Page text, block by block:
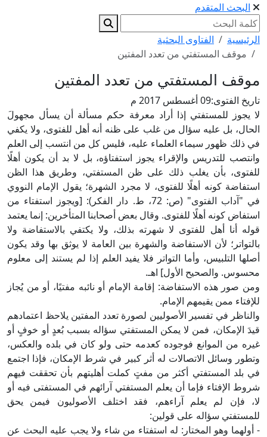
البحث المتقدم
الرئيسية
الفتاوى البحثية
موقف المستفتي من تعدد المفتين
موقف المستفتي من تعدد المفتين
تاريخ الفتوى:09 أغسطس 2017 م
لا يجوز للمستفتي إذا أراد معرفة حكم مسألة أن يسأل مجهولَ
الحال، بل عليه سؤال من غلب على ظنه أنه أهل للفتوى، ولا يكفي
في ذلك ظهور سيماء العلماء عليه، فليس كل من انتسب إلى العلم
وانتصب للتدريس والإقراء يجوز استفتاؤه، بل لا بد أن يكون أهلًا
للفتوى، بأن يغلب ذلك على ظن المستفتي، وطريق هذا الظن
استفاضة كونه أهلًا للفتوى، لا مجرد الشهرة؛ يقول الإمام النووي
في "آداب الفتوى" (ص: 72، ط. دار الفكر): [ويجوز استفتاء من
استفاض كونه أهلًا للفتوى. وقال بعض أصحابنا المتأخرين: إنما يعتمد
قوله أنا أهل للفتوى لا شهرته بذلك، ولا يكتفي بالاستفاضة ولا
بالتواتر؛ لأن الاستفاضة والشهرة بين العامة لا يوثق بها وقد يكون
أصلها التلبيس، وأما التواتر فلا يفيد العلم إذا لم يستند إلى معلوم
محسوس. والصحيح الأول] اهـ.
ومن صور هذه الاستفاضة: إقامة الإمام أو نائبه مفتيًا، أو من يُجاز
للإفتاء ممن يقيمهم الإمام.
والناظر في تفسير الأصوليين لصورة تعدد المفتين يلاحظ اعتمادهم
قيدَ الإمكان، فمن لا يمكن المستفتي سؤاله بسبب بُعدٍ أو خوفٍ أو
غيره من الموانع فوجوده كعدمه حتى ولو كان في بلده والعكس،
وتطور وسائل الاتصالات له أثر كبير في شرط الإمكان، فإذا اجتمع
في بلد المستفتي أكثر من مفتٍ كملت أهليتهم بأن تحققت فيهم
شروط الإفتاء فإما أن يعلم المستفتي آرائهم في المستفتى فيه أو
لا، فإن لم يعلم آراءهم، فقد اختلف الأصوليون فيمن يحق
للمستفتي سؤاله على قولين:
- أولهما وهو المختار: له استفتاء من شاء ولا يجب عليه البحث عن